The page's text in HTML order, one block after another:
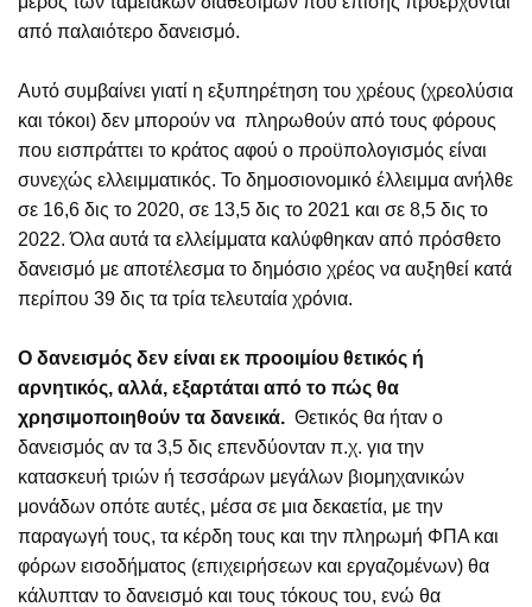
από παλαιότερο δανεισμό.
Αυτό συμβαίνει γιατί η εξυπηρέτηση του χρέους (χρεολύσια
και τόκοι) δεν μπορούν να πληρωθούν από τους φόρους
που εισπράττει το κράτος αφού ο προϋπολογισμός είναι
συνεχώς ελλειμματικός. Το δημοσιονομικό έλλειμμα ανήλθε
σε 16,6 δις το 2020, σε 13,5 δις το 2021 και σε 8,5 δις το
2022. Όλα αυτά τα ελλείμματα καλύφθηκαν από πρόσθετο
δανεισμό με αποτέλεσμα το δημόσιο χρέος να αυξηθεί κατά
περίπου 39 δις τα τρία τελευταία χρόνια.
Ο δανεισμός δεν είναι εκ προοιμίου θετικός ή
αρνητικός, αλλά, εξαρτάται από το πώς θα
χρησιμοποιηθούν τα δανεικά. Θετικός θα ήταν ο
δανεισμός αν τα 3,5 δις επενδύονταν π.χ. για την
κατασκευή τριών ή τεσσάρων μεγάλων βιομηχανικών
μονάδων οπότε αυτές, μέσα σε μια δεκαετία, με την
παραγωγή τους, τα κέρδη τους και την πληρωμή ΦΠΑ και
φόρων εισοδήματος (επιχειρήσεων και εργαζομένων) θα
κάλυπταν το δανεισμό και τους τόκους του, ενώ θα